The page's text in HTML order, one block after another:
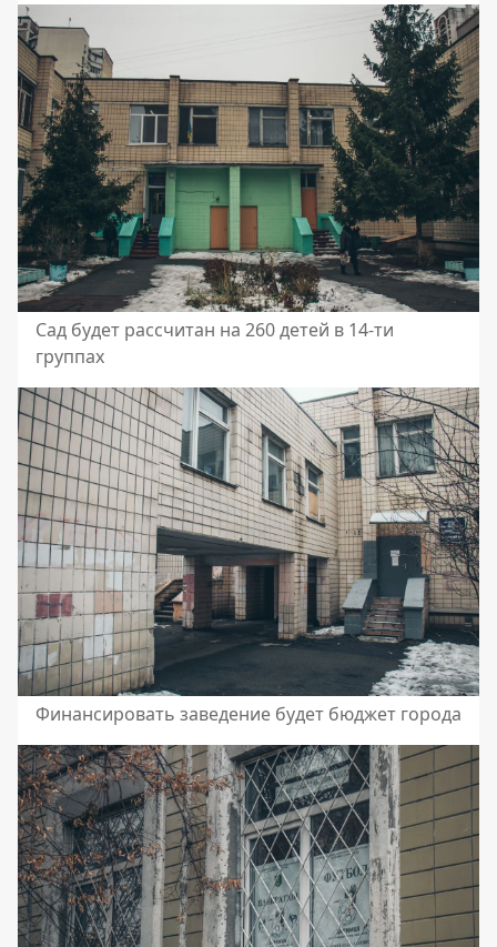
Сад будет рассчитан на 260 детей в 14-ти
группах
Финансировать заведение будет бюджет города